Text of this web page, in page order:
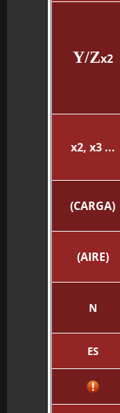
Y/Zx2
x2, x3 ...
(CARGA)
(AIRE)
N
ES